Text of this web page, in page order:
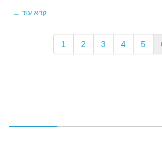
קרא עוד ←
1 2 3 4 5